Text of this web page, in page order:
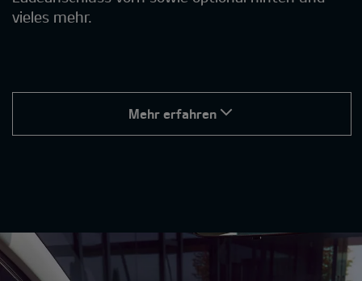
vieles mehr.
Mehr erfahren